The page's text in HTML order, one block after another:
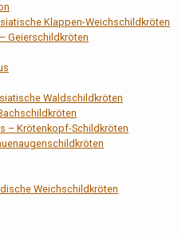
Klappen-Weichschildkröten
Geierschildkröten
Waldschildkröten
– Krötenkopf-Schildkröten
Weichschildkröten